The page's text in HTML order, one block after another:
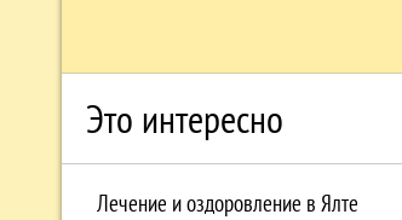
Это интересно
Лечение и оздоровление в Ялте